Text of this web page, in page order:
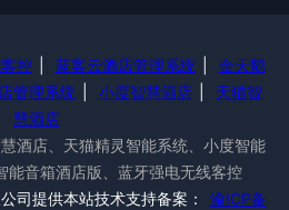
控 蓝客云酒店管理系统
金天鹅
管理系统 小度智慧酒店
天猫智
慧酒店
酒店、天猫精灵智能系统、小度智能
能音箱酒店版、蓝牙强电无线客控
司提供本站技术支持备案：
渝ICP备